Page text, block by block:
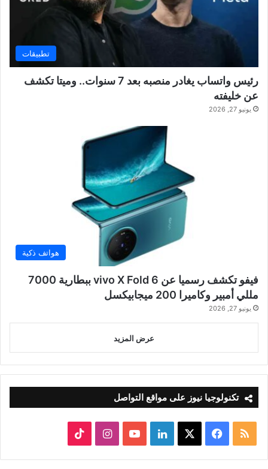
تطبيقات
رئيس واتساب يغادر منصبه بعد 7 سنوات.. وميتا تكشف
عن خليفته
يونيو 27, 2026
هواتف ذكية
فيفو تكشف رسميا عن vivo X Fold 6 ببطارية 7000
مللي أمبير وكاميرا 200 ميجابيكسل
يونيو 27, 2026
عرض المزيد
تكنولوجيا نيوز على مواقع التواصل
ملخص
الموقع
فيسبوك لينكدإن‫YouTubeانستقرام